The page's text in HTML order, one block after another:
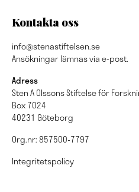
Kontakta oss
info@stenastiftelsen.se
Ansökningar lämnas via e-post.
Adress
Sten A Olssons Stiftelse för
Box 7024
40231 Göteborg
Org.nr: 857500-7797
Integritetspolicy